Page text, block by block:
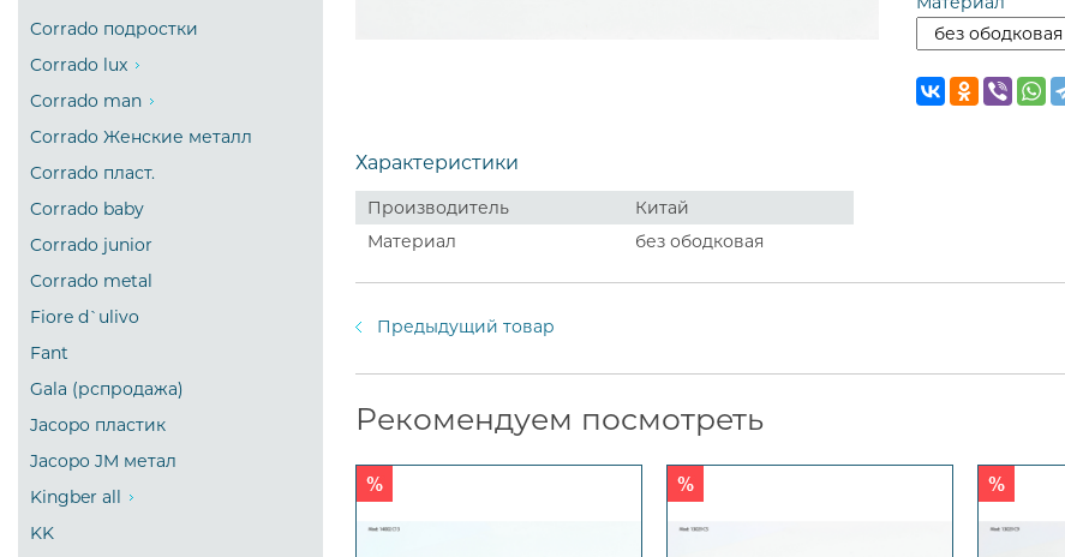
Corrado подростки
Corrado lux
Corrado man
Corrado Женские металл
Corrado пласт.
Corrado baby
Corrado junior
Corrado metal
Fiore d`ulivo
Fant
Gala (рспродажа)
Jacopo пластик
Jacopo JM метал
Kingber all
KK
Характеристики
Производитель
Китай
Материал
без ободковая
Предыдущий товар
Рекомендуем посмотреть